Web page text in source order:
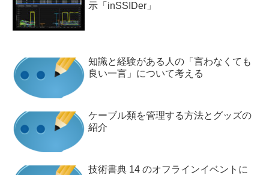
示「inSSIDer」
知識と経験がある人の「言わなくても
良い一言」について考える
ケーブル類を管理する方法とグッズの
紹介
技術書典 14 のオフラインイベントに